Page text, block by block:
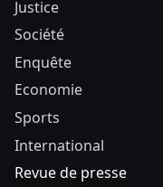
Justice
Société
Enquête
Economie
Sports
International
Revue de presse